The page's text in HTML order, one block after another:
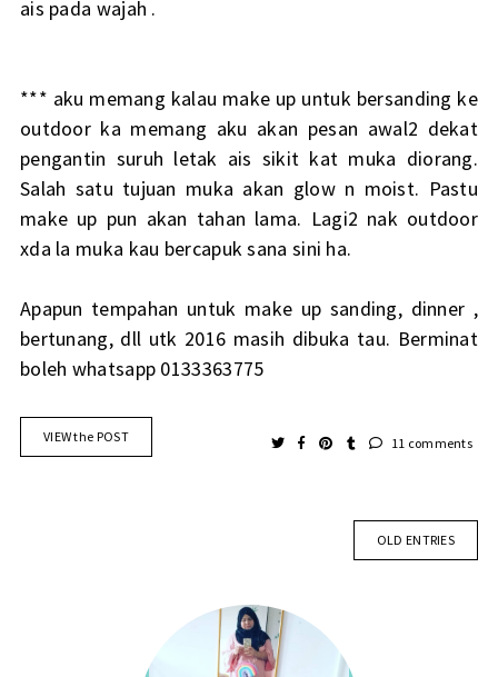
ais pada wajah .
*** aku memang kalau make up untuk bersanding ke
outdoor ka memang aku akan pesan awal2 dekat
pengantin suruh letak ais sikit kat muka diorang.
Salah satu tujuan muka akan glow n moist. Pastu
make up pun akan tahan lama. Lagi2 nak outdoor
xda la muka kau bercapuk sana sini ha.
Apapun tempahan untuk make up sanding, dinner ,
bertunang, dll utk 2016 masih dibuka tau. Berminat
boleh whatsapp 0133363775
VIEW the POST 11 comments
OLD ENTRIES